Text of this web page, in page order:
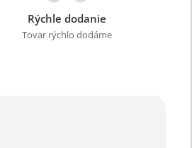
Rýchle dodanie
Tovar rýchlo dodáme